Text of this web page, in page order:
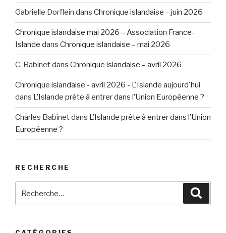
Gabrielle Dorflein dans Chronique islandaise – juin 2026
Chronique islandaise mai 2026 – Association France-
Islande dans Chronique islandaise – mai 2026
C. Babinetdans Chronique islandaise – avril 2026
Chronique islandaise - avril 2026 - L'Islande aujourd'hui
dans L’Islande prête à entrer dans l’Union Européenne ?
Charles Babinetdans L’Islande prête à entrer dans l’Union
Européenne ?
RECHERCHE